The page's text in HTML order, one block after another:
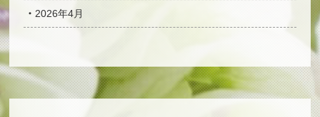
2026年4月